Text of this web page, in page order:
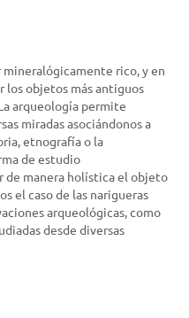
mineralógicamente rico, y en
los objetos más antiguos
arqueología permite
miradas asociándonos a
etnografía o la
de estudio
manera holística el objeto
el caso de las narigueras
arqueológicas, como
desde diversas